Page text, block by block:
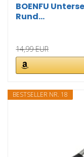
BOENFU
Rund...
14,99 EUR
BESTSELLER NR. 18